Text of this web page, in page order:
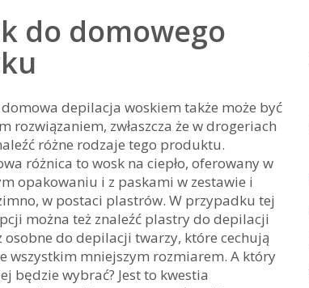
do domowego
domowa depilacja woskiem także może być
rozwiązaniem, zwłaszcza że w drogeriach
różne rodzaje tego produktu.
różnica to wosk na ciepło, oferowany w
opakowaniu i z paskami w zestawie i
w postaci plastrów. W przypadku tej
można też znaleźć plastry do depilacji
osobne do depilacji twarzy, które cechują
wszystkim mniejszym rozmiarem. A który
będzie wybrać? Jest to kwestia